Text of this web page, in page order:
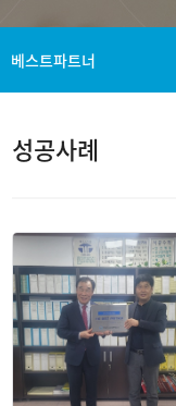
베스트파트너
성공사례